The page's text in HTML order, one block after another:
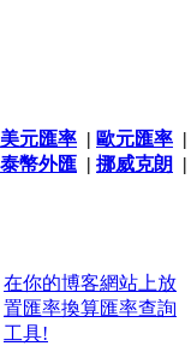
美元匯率 | 歐元匯率 |
泰幣外匯 | 挪威克朗 |
在你的博客網站上放
置匯率換算匯率查詢
工具!